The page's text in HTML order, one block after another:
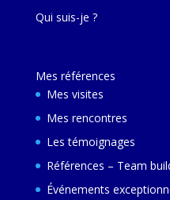
Qui suis-je ?
Mes références
Mes visites
Mes rencontres
Les témoignages
Références – Team
Événements